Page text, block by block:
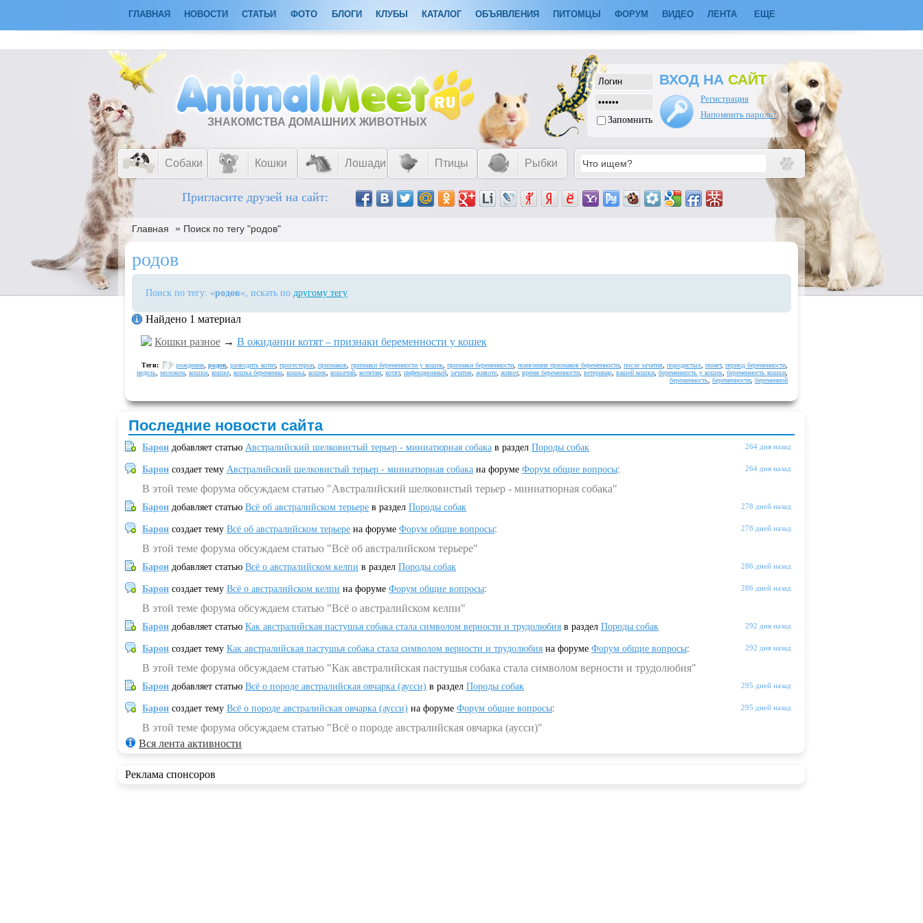
ГЛАВНАЯ НОВОСТИ СТАТЬИ ФОТО БЛОГИ КЛУБЫ КАТАЛОГ ОБЪЯВЛЕНИЯ ПИТОМЦЫ ФОРУМ ВИДЕО ЛЕНТА ЕЩЕ
ЗНАКОМСТВА ДОМАШНИХ ЖИВОТНЫХ Запомнить
ВХОД НА САЙТ
Регистрация
Напомнить пароль?
Собаки Кошки Лошади Птицы Рыбки
Пригласите друзей на сайт:
Главная » Поиск по тегу "родов"
родов
Поиск по тегу: «родов», искать по другому тегу
Найдено 1 материал
Кошки разное → В ожидании котят – признаки беременности у кошек
Теги: рождения родов разводить котят, прогестерон признаков признаки беременности у кошек признаки беременности появления признаков беременности после зачатия породистых помет, период беременности
недель молоком кошки кошке кошка беременна кошка кошек кошачий котятам котят, инфекционный зачатия животе живот, время беременности ветеринар вашей кошки беременность у кошек беременность кошки
беременность беременности беременной
Последние новости сайта
264 дня назад
Барон добавляет статью Австралийский шелковистый терьер - миниатюрная собака в раздел Породы собак
264 дня назад
Барон создает тему Австралийский шелковистый терьер - миниатюрная собака на форуме Форум общие вопросы:
В этой теме форума обсуждаем статью "Австралийский шелковистый терьер - миниатюрная собака"
278 дней назад
Барон добавляет статью Всё об австралийском терьере в раздел Породы собак
278 дней назад
Барон создает тему Всё об австралийском терьере на форуме Форум общие вопросы:
В этой теме форума обсуждаем статью "Всё об австралийском терьере"
286 дней назад
Барон добавляет статью Всё о австралийском келпи в раздел Породы собак
286 дней назад
Барон создает тему Всё о австралийском келпи на форуме Форум общие вопросы:
В этой теме форума обсуждаем статью "Всё о австралийском келпи"
292 дня назад
Барон добавляет статью Как австралийская пастушья собака стала символом верности и трудолюбия в раздел Породы собак
292 дня назад
Барон создает тему Как австралийская пастушья собака стала символом верности и трудолюбия на форуме Форум общие вопросы:
В этой теме форума обсуждаем статью "Как австралийская пастушья собака стала символом верности и трудолюбия"
295 дней назад
Барон добавляет статью Всё о породе австралийская овчарка (аусси) в раздел Породы собак
295 дней назад
Барон создает тему Всё о породе австралийская овчарка (аусси) на форуме Форум общие вопросы:
В этой теме форума обсуждаем статью "Всё о породе австралийская овчарка (аусси)"
Вся лента активности
Реклама спонсоров